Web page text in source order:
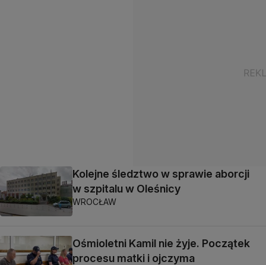
Kolejne śledztwo w sprawie aborcji
w szpitalu w Oleśnicy
WROCŁAW
Ośmioletni Kamil nie żyje. Początek
procesu matki i ojczyma